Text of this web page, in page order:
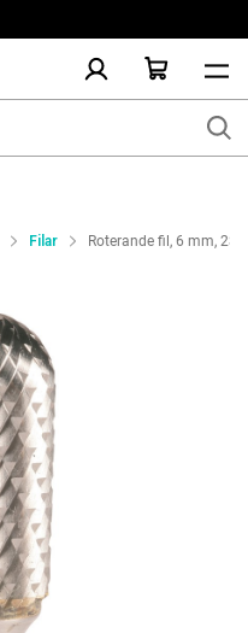
Filar Roterande fil, 6 mm, 2S